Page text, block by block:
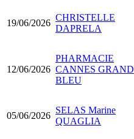
19/06/2026
CHRISTELLE
DAPRELA
12/06/2026
PHARMACIE
CANNES GRAND
BLEU
05/06/2026
SELAS Marine
QUAGLIA